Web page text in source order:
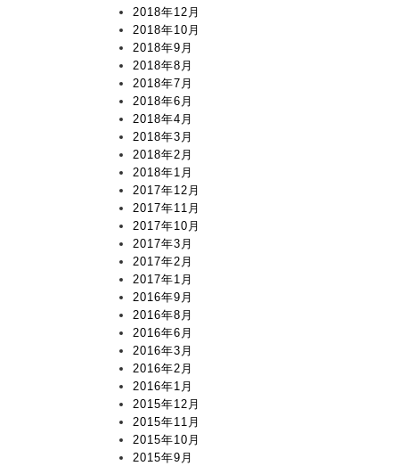
2018年12月
2018年10月
2018年9月
2018年8月
2018年7月
2018年6月
2018年4月
2018年3月
2018年2月
2018年1月
2017年12月
2017年11月
2017年10月
2017年3月
2017年2月
2017年1月
2016年9月
2016年8月
2016年6月
2016年3月
2016年2月
2016年1月
2015年12月
2015年11月
2015年10月
2015年9月